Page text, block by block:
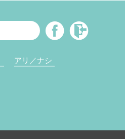
アリ／ナシ